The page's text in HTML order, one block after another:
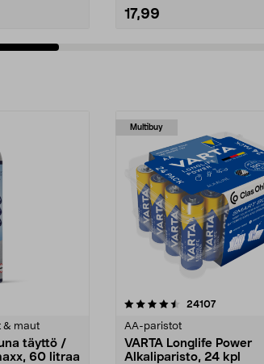
17,99
& maut
täyttö /
60 litraa
Multibuy
24107arvostelut
AA-paristot
VARTA Longlife Power
Alkaliparisto, 24 kpl
4.5viidestä